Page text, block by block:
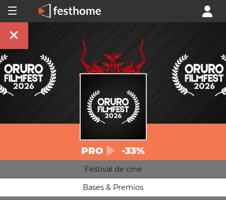
PRO -33%
Festival de cine
Bases & Premios